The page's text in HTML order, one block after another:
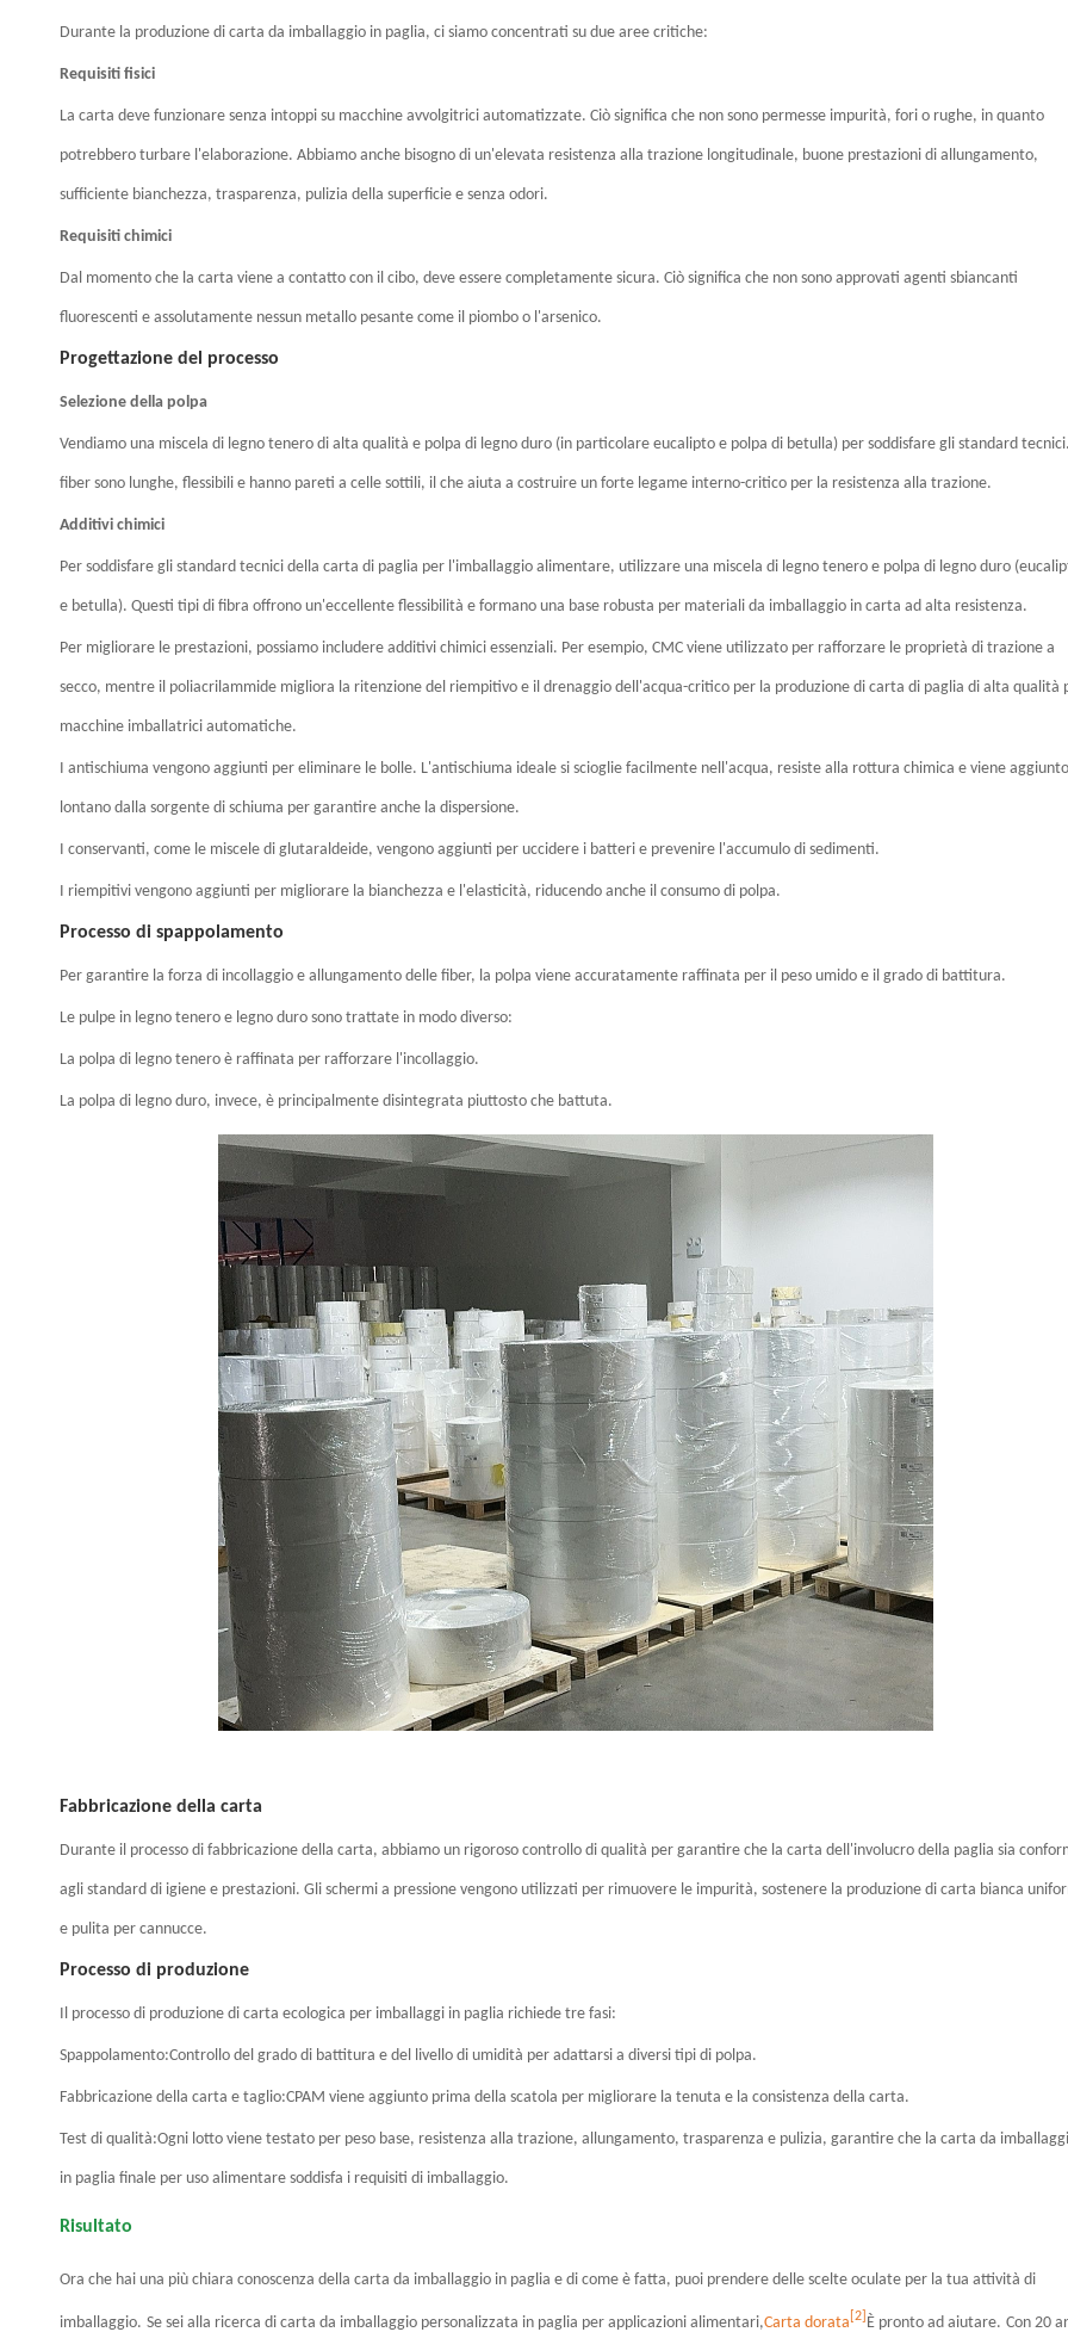
Durante la produzione di carta da imballaggio in paglia, ci siamo concentrati su due aree critiche:
Requisiti fisici
La carta deve funzionare senza intoppi su macchine avvolgitrici automatizzate. Ciò significa che non sono permesse impurità, fori o rughe, in quanto
potrebbero turbare l'elaborazione. Abbiamo anche bisogno di un'elevata resistenza alla trazione longitudinale, buone prestazioni di allungamento,
sufficiente bianchezza, trasparenza, pulizia della superficie e senza odori.
Requisiti chimici
Dal momento che la carta viene a contatto con il cibo, deve essere completamente sicura. Ciò significa che non sono approvati agenti sbiancanti
fluorescenti e assolutamente nessun metallo pesante come il piombo o l'arsenico.
Progettazione del processo
Selezione della polpa
Vendiamo una miscela di legno tenero di alta qualità e polpa di legno duro (in particolare eucalipto e polpa di betulla) per soddisfare gli standard
fiber sono lunghe, flessibili e hanno pareti a celle sottili, il che aiuta a costruire un forte legame interno-critico per la resistenza alla trazione.
Additivi chimici
Per soddisfare gli standard tecnici della carta di paglia per l'imballaggio alimentare, utilizzare una miscela di legno tenero e polpa di legno duro
e betulla). Questi tipi di fibra offrono un'eccellente flessibilità e formano una base robusta per materiali da imballaggio in carta ad alta resistenza.
Per migliorare le prestazioni, possiamo includere additivi chimici essenziali. Per esempio, CMC viene utilizzato per rafforzare le proprietà di trazione a
secco, mentre il poliacrilammide migliora la ritenzione del riempitivo e il drenaggio dell'acqua-critico per la produzione di carta di paglia di alta qualità
macchine imballatrici automatiche.
I antischiuma vengono aggiunti per eliminare le bolle. L'antischiuma ideale si scioglie facilmente nell'acqua, resiste alla rottura chimica e viene aggiunto
lontano dalla sorgente di schiuma per garantire anche la dispersione.
I conservanti, come le miscele di glutaraldeide, vengono aggiunti per uccidere i batteri e prevenire l'accumulo di sedimenti.
I riempitivi vengono aggiunti per migliorare la bianchezza e l'elasticità, riducendo anche il consumo di polpa.
Processo di spappolamento
Per garantire la forza di incollaggio e allungamento delle fiber, la polpa viene accuratamente raffinata per il peso umido e il grado di battitura.
Le pulpe in legno tenero e legno duro sono trattate in modo diverso:
La polpa di legno tenero è raffinata per rafforzare l'incollaggio.
La polpa di legno duro, invece, è principalmente disintegrata piuttosto che battuta.
Fabbricazione della carta
Durante il processo di fabbricazione della carta, abbiamo un rigoroso controllo di qualità per garantire che la carta dell'involucro della paglia sia
agli standard di igiene e prestazioni. Gli schermi a pressione vengono utilizzati per rimuovere le impurità, sostenere la produzione di carta bianca
e pulita per cannucce.
Processo di produzione
Il processo di produzione di carta ecologica per imballaggi in paglia richiede tre fasi:
Spappolamento:Controllo del grado di battitura e del livello di umidità per adattarsi a diversi tipi di polpa.
Fabbricazione della carta e taglio:CPAM viene aggiunto prima della scatola per migliorare la tenuta e la consistenza della carta.
Test di qualità:Ogni lotto viene testato per peso base, resistenza alla trazione, allungamento, trasparenza e pulizia, garantire che la carta da
in paglia finale per uso alimentare soddisfa i requisiti di imballaggio.
Risultato
Ora che hai una più chiara conoscenza della carta da imballaggio in paglia e di come è fatta, puoi prendere delle scelte oculate per la tua attività di
imballaggio. Se sei alla ricerca di carta da imballaggio personalizzata in paglia per applicazioni alimentari,Carta dorata [2] È pronto ad aiutare. Con 20